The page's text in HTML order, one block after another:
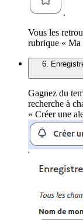
.
Vous les
rubrique « Ma
6.
Gagnez du
recherche à
« Créer une